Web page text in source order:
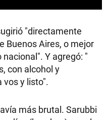
"directamente
Buenos Aires, o mejor
Y agregó: "
con alcohol y
vos y listo".
más brutal. Sarubbi